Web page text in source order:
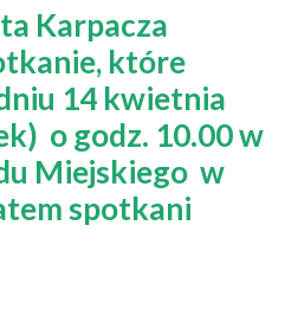
Karpacza
które
14 kwietnia
o godz. 10.00 w
Miejskiego w
spotkani